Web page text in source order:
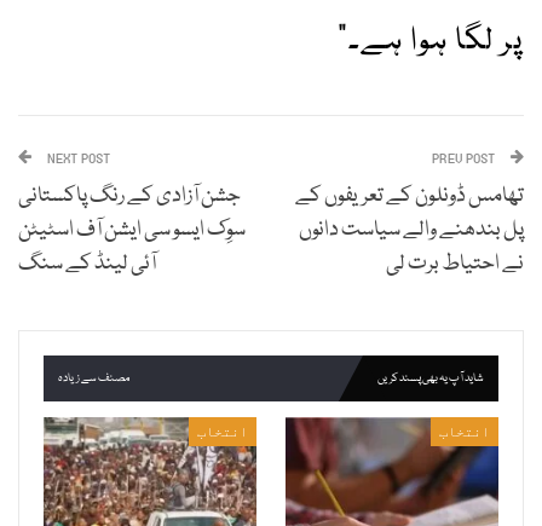
پر لگا ہوا ہے۔”
تھامس ڈونلون کے تعریفوں کے
پل بندھنے والے سیاست دانوں
نے احتیاط برت لی
NEXT POST
جشن آزادی کے رنگ پاکستانی
سوِک ایسو سی ایشن آف اسٹیٹن
آئی لینڈ کے سنگ
شاید آپ یہ بھی پسند کریں مصنف سے زیادہ
انتخاب انتخاب